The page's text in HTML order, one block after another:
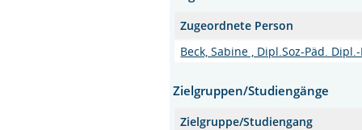
Zugeordnete Person
Beck, Sabine , Dipl.Soz-Päd.
Zielgruppen/Studiengänge
Zielgruppe/Studiengang